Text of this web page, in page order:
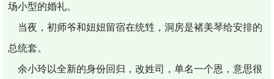
场小型的婚礼。
当夜，初师爷和妞妞留宿在统甡，洞房是褚美琴给安排的
总统套。
余小玲以全新的身份回归，改姓司，单名一个恩，意思很